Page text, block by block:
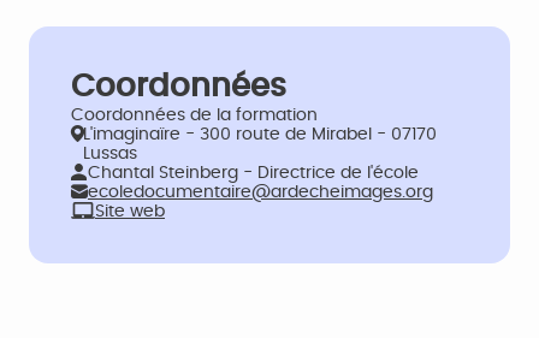
Coordonnées
Coordonnées de la formation
L'imaginaïre - 300 route de Mirabel - 07170
Lussas
Chantal Steinberg - Directrice de l'école
ecoledocumentaire@ardecheimages.org
Site web